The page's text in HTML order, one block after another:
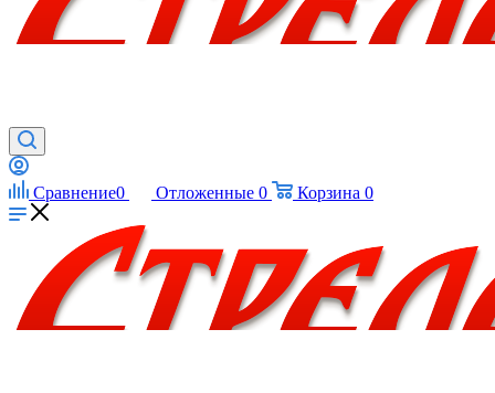
Сравнение0 Отложенные 0 Корзина 0